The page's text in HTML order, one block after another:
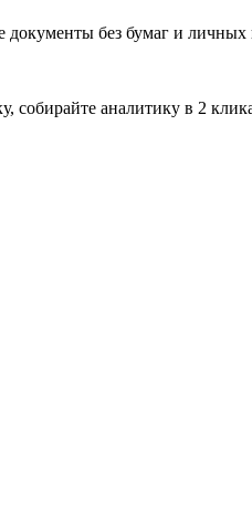
документы без бумаг и личных
собирайте аналитику в 2